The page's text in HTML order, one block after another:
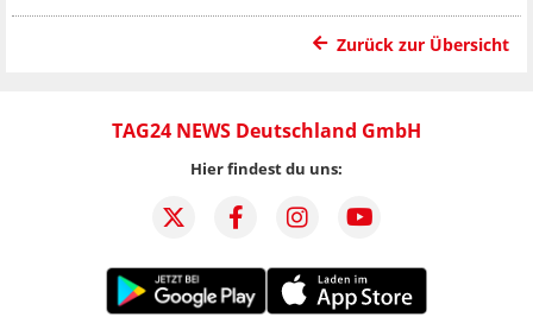
Zurück zur Übersicht
TAG24 NEWS Deutschland GmbH
Hier findest du uns: